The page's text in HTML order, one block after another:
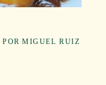
POR MIGUEL RUIZ